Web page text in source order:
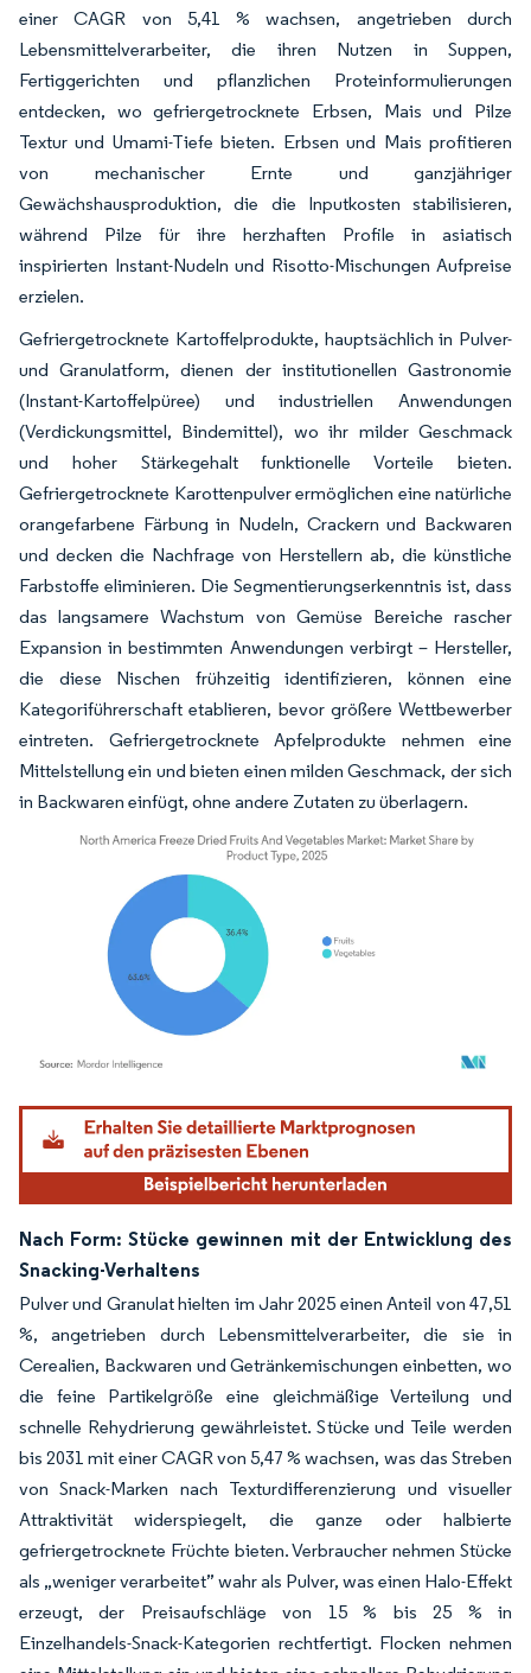
einer CAGR von 5,41 % wachsen, angetrieben durch
Lebensmittelverarbeiter, die ihren Nutzen in Suppen,
Fertiggerichten und pflanzlichen Proteinformulierungen
entdecken, wo gefriergetrocknete Erbsen, Mais und Pilze
Textur und Umami-Tiefe bieten. Erbsen und Mais profitieren
von mechanischer Ernte und ganzjähriger
Gewächshausproduktion, die die Inputkosten stabilisieren,
während Pilze für ihre herzhaften Profile in asiatisch
inspirierten Instant-Nudeln und Risotto-Mischungen Aufpreise
erzielen.
Gefriergetrocknete Kartoffelprodukte, hauptsächlich in Pulver-
und Granulatform, dienen der institutionellen Gastronomie
(Instant-Kartoffelpüree) und industriellen Anwendungen
(Verdickungsmittel, Bindemittel), wo ihr milder Geschmack
und hoher Stärkegehalt funktionelle Vorteile bieten.
Gefriergetrocknete Karottenpulver ermöglichen eine natürliche
orangefarbene Färbung in Nudeln, Crackern und Backwaren
und decken die Nachfrage von Herstellern ab, die künstliche
Farbstoffe eliminieren. Die Segmentierungserkenntnis ist, dass
das langsamere Wachstum von Gemüse Bereiche rascher
Expansion in bestimmten Anwendungen verbirgt – Hersteller,
die diese Nischen frühzeitig identifizieren, können eine
Kategoriführerschaft etablieren, bevor größere Wettbewerber
eintreten. Gefriergetrocknete Apfelprodukte nehmen eine
Mittelstellung ein und bieten einen milden Geschmack, der sich
in Backwaren einfügt, ohne andere Zutaten zu überlagern.
Bild © Mordor Intelligence. Wiederverwendung erfordert Namensnennung gemäß
Nach Form: Stücke gewinnen mit der Entwicklung des
Snacking-Verhaltens
Pulver und Granulat hielten im Jahr 2025 einen Anteil von 47,51
%, angetrieben durch Lebensmittelverarbeiter, die sie in
Cerealien, Backwaren und Getränkemischungen einbetten, wo
die feine Partikelgröße eine gleichmäßige Verteilung und
schnelle Rehydrierung gewährleistet. Stücke und Teile werden
bis 2031 mit einer CAGR von 5,47 % wachsen, was das Streben
von Snack-Marken nach Texturdifferenzierung und visueller
Attraktivität widerspiegelt, die ganze oder halbierte
gefriergetrocknete Früchte bieten. Verbraucher nehmen Stücke
als „weniger verarbeitet” wahr als Pulver, was einen Halo-Effekt
erzeugt, der Preisaufschläge von 15 % bis 25 % in
Einzelhandels-Snack-Kategorien rechtfertigt. Flocken nehmen